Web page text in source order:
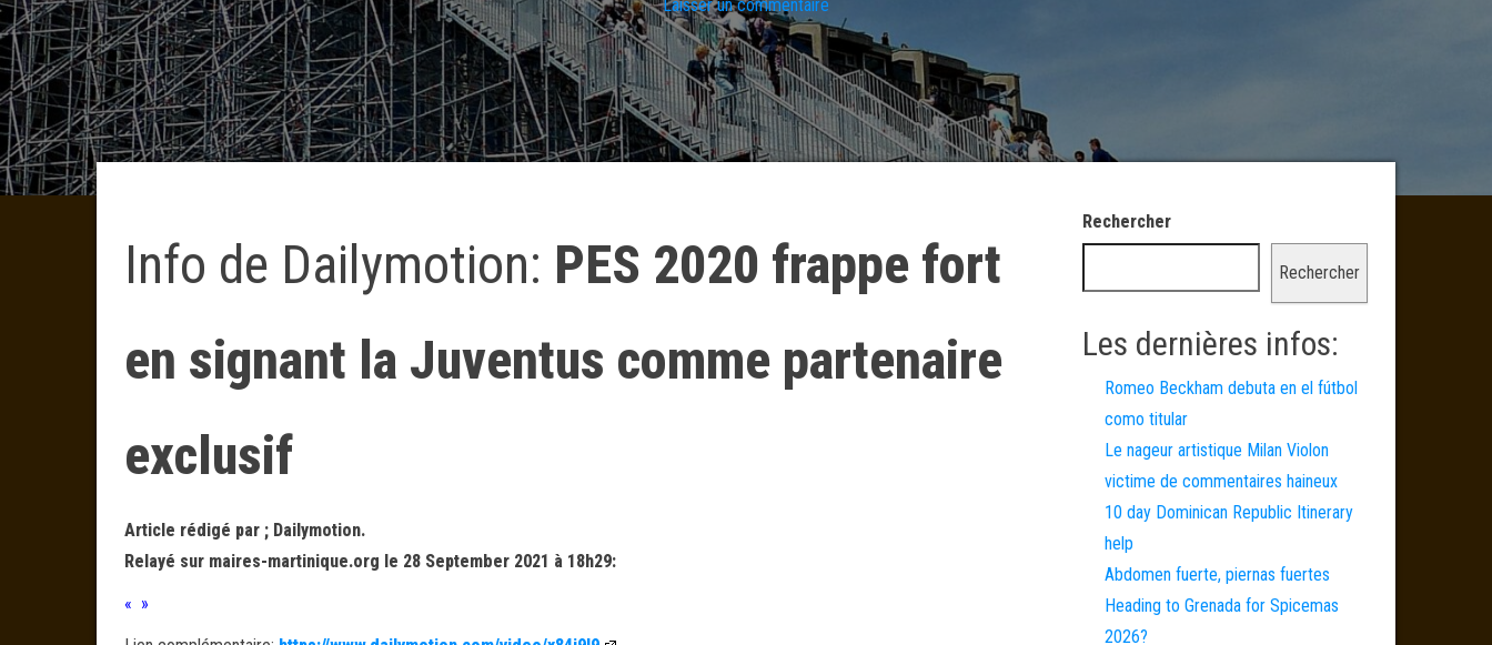
Laisser un commentaire
Info de Dailymotion: PES 2020 frappe fort
en signant la Juventus comme partenaire
exclusif
Article rédigé par ; Dailymotion.
Relayé sur maires-martinique.org le 28 September 2021 à 18h29:
« »
Rechercher
Rechercher
Les dernières infos:
Romeo Beckham debuta en el fútbol
como titular
Le nageur artistique Milan Violon
victime de commentaires haineux
10 day Dominican Republic Itinerary
help
Abdomen fuerte, piernas fuertes
Heading to Grenada for Spicemas
2026?